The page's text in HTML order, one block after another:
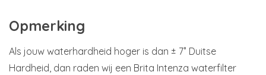
Opmerking
Als jouw waterhardheid hoger is dan ± 7˚ Duitse
Hardheid, dan raden wij een Brita Intenza waterfilter